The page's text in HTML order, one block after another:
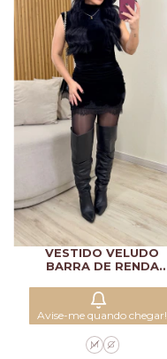
VESTIDO VELUDO
BARRA DE RENDA
Avise-me quando chegar!
M G